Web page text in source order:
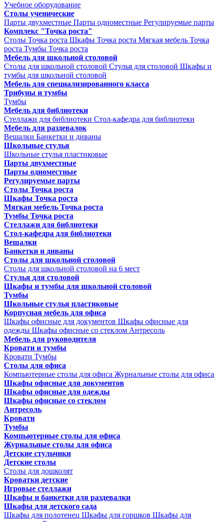
Учебное оборудование
Столы ученические
Парты двухместные Парты одноместные Регулируемые парты
Комплекс "Точка роста"
Столы Точка роста Шкафы Точка роста Мягкая мебель Точка
роста Тумбы Точка роста
Мебель для школьной столовой
Столы для школьной столовой Стулья для столовой Шкафы и
тумбы для школьной столовой
Мебель для специализированного класса
Трибуны и тумбы
Тумбы
Мебель для библиотеки
Стеллажи для библиотеки Стол-кафедра для библиотеки
Мебель для раздевалок
Вешалки Банкетки и диваны
Школьные стулья
Школьные стулья пластиковые
Парты двухместные
Парты одноместные
Регулируемые парты
Столы Точка роста
Шкафы Точка роста
Мягкая мебель Точка роста
Тумбы Точка роста
Стеллажи для библиотеки
Стол-кафедра для библиотеки
Вешалки
Банкетки и диваны
Столы для школьной столовой
Столы для школьной столовой на 6 мест
Стулья для столовой
Шкафы и тумбы для школьной столовой
Тумбы
Школьные стулья пластиковые
Корпусная мебель для офиса
Шкафы офисные для документов Шкафы офисные для
одежды Шкафы офисные со стеклом Антресоль
Мебель для руководителя
Кровати и тумбы
Кровати Тумбы
Столы для офиса
Компьютерные столы для офиса Журнальные столы для офиса
Шкафы офисные для документов
Шкафы офисные для одежды
Шкафы офисные со стеклом
Антресоль
Кровати
Тумбы
Компьютерные столы для офиса
Журнальные столы для офиса
Детские стульчики
Детские столы
Столы для дошколят
Кроватки детские
Игровые стеллажи
Шкафы и банкетки для раздевалки
Шкафы для детского сада
Шкафы для полотенец Шкафы для горшков Шкафы для